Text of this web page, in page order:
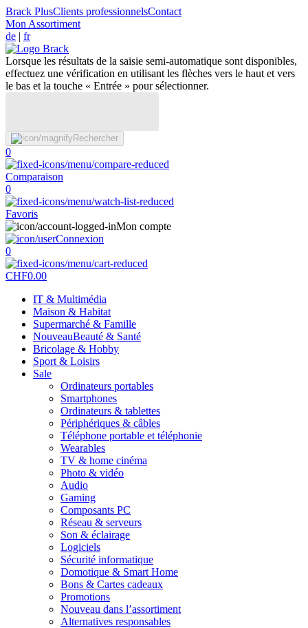
Brack PlusClients professionnelsContact
Mon Assortiment
de | fr
Lorsque les résultats de la saisie semi-automatique sont disponibles,
effectuez une vérification en utilisant les flèches vers le haut et vers
le bas et la touche « Entrée » pour sélectionner.
Rechercher
0
Comparaison
0
Favoris
Mon compte
Connexion
0
CHF0.00
IT & Multimédia
Maison & Habitat
Supermarché & Famille
NouveauBeauté & Santé
Bricolage & Hobby
Sport & Loisirs
Sale
Ordinateurs portables
Smartphones
Ordinateurs & tablettes
Périphériques & câbles
Téléphone portable et téléphonie
Wearables
TV & home cinéma
Photo & vidéo
Audio
Gaming
Composants PC
Réseau & serveurs
Son & éclairage
Logiciels
Sécurité informatique
Domotique & Smart Home
Bons & Cartes cadeaux
Promotions
Nouveau dans l’assortiment
Alternatives responsables